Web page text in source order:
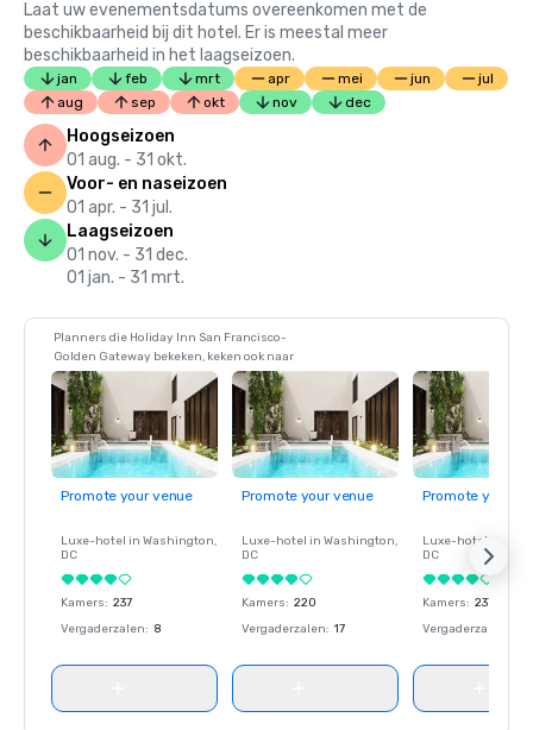
Laat uw evenementsdatums overeenkomen met de
beschikbaarheid bij dit hotel. Er is meestal meer
beschikbaarheid in het laagseizoen.
jan feb mrt apr mei jun
jul
aug
sep okt nov dec
Hoogseizoen
01 aug. - 31 okt.
Voor- en naseizoen
01 apr. - 31 jul.
Laagseizoen
01 nov. - 31 dec.
01 jan. - 31 mrt.
Planners die Holiday Inn San Francisco-
Golden Gateway bekeken, keken ook naar
Promote your venue
Luxe-hotel in Washington,
DC
Kamers: 237
Vergaderzalen: 8
Promote your venue
Luxe-hotel in Washington,
DC
Kamers: 220
Vergaderzalen: 17
Promote your
Luxe-hotel in
DC
Kamers: 237
Vergaderzalen